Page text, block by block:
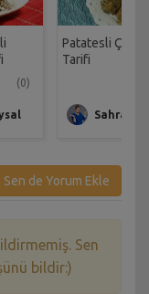
(0)
Patatesli Çıtır
Tarifi
Sahrap
Sen de Yorum Ekle
Sen
bildir:)